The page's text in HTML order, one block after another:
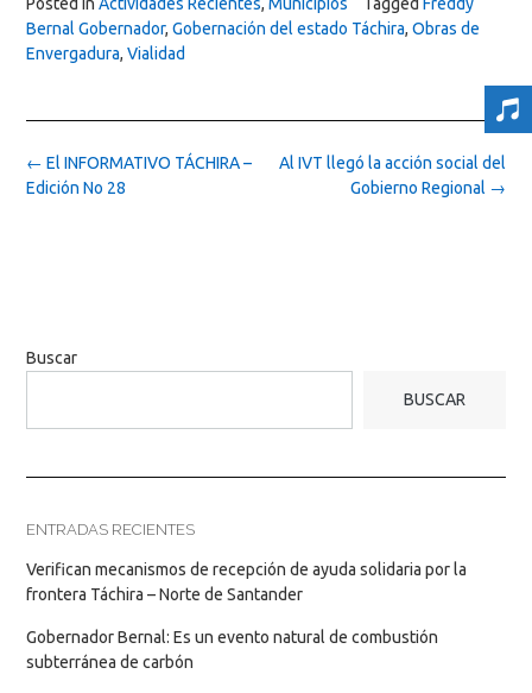
Bernal Gobernador, Gobernación del estado Táchira, Obras de
Envergadura, Vialidad
Post
navigation
Al IVT llegó la acción social del
Gobierno Regional →
← El INFORMATIVO TÁCHIRA –
Edición No 28
Buscar
BUSCAR
ENTRADAS RECIENTES
Verifican mecanismos de recepción de ayuda solidaria por la
frontera Táchira – Norte de Santander
Gobernador Bernal: Es un evento natural de combustión
subterránea de carbón